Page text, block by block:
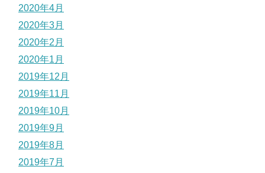
2020年4月
2020年3月
2020年2月
2020年1月
2019年12月
2019年11月
2019年10月
2019年9月
2019年8月
2019年7月